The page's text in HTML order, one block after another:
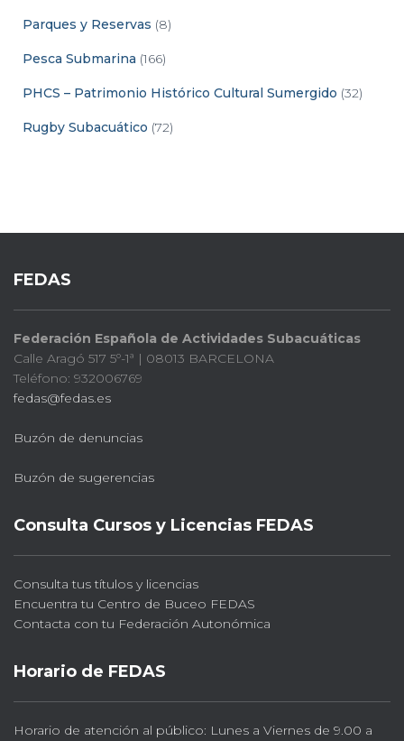
Parques y Reservas (8)
Pesca Submarina (166)
PHCS – Patrimonio Histórico Cultural Sumergido (32)
Rugby Subacuático (72)
FEDAS
Federación Española de Actividades Subacuáticas
Calle Aragó 517 5º-1ª | 08013 BARCELONA
Teléfono: 932006769
fedas@fedas.es
Buzón de denuncias
Buzón de sugerencias
Consulta Cursos y Licencias FEDAS
Consulta tus títulos y licencias
Encuentra tu Centro de Buceo FEDAS
Contacta con tu Federación Autonómica
Horario de FEDAS
Horario de atención al público: Lunes a Viernes de 9.00 a